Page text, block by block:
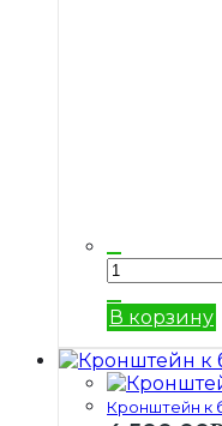
В корзину
Кронштейн